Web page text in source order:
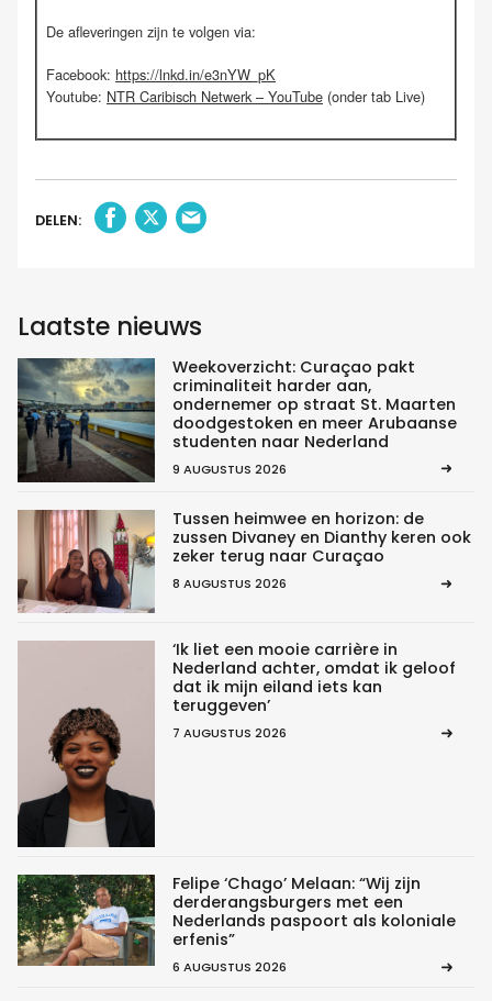
De afleveringen zijn te volgen via:
Facebook: https://lnkd.in/e3nYW_pK
Youtube: NTR Caribisch Netwerk – YouTube (onder tab Live)
DELEN:
Laatste nieuws
Weekoverzicht: Curaçao pakt
criminaliteit harder aan,
ondernemer op straat St. Maarten
doodgestoken en meer Arubaanse
studenten naar Nederland
9 AUGUSTUS 2026
Tussen heimwee en horizon: de
zussen Divaney en Dianthy keren ook
zeker terug naar Curaçao
8 AUGUSTUS 2026
‘Ik liet een mooie carrière in
Nederland achter, omdat ik geloof
dat ik mijn eiland iets kan
teruggeven’
7 AUGUSTUS 2026
Felipe ‘Chago’ Melaan: “Wij zijn
derderangsburgers met een
Nederlands paspoort als koloniale
erfenis”
6 AUGUSTUS 2026